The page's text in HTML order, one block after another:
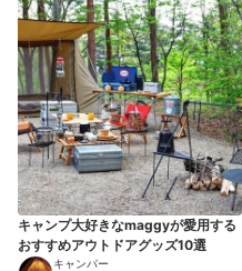
キャンプ大好きなmaggyが愛用する
おすすめアウトドアグッズ10選
キャンパー